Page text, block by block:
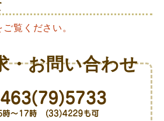
覧ください。